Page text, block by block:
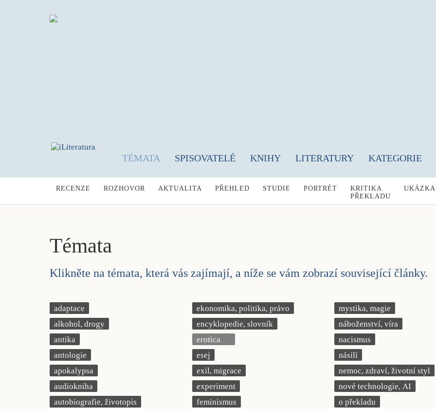
TÉMATA SPISOVATELÉ KNIHY LITERATURY KATEGORIE
RECENZE ROZHOVOR AKTUALITA PŘEHLED STUDIE PORTRÉT
KRITIKA
PŘEKLADU
UKÁZKA
Témata
Klikněte na témata, která vás zajímají, a níže se vám zobrazí související články.
adaptace
alkohol, drogy
antika
antologie
apokalypsa
audiokniha
autobiografie, životopis
ekonomika, politika, právo
encyklopedie, slovník
erotica
esej
exil, migrace
experiment
feminismus
mystika, magie
náboženství, víra
nacismus
násilí
nemoc, zdraví, životní styl
nové technologie, AI
o překladu